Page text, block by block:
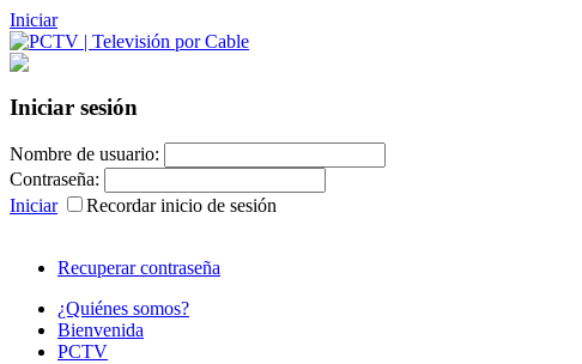
Iniciar
Iniciar sesión
Nombre de usuario:
Contraseña:
Iniciar
Recordar inicio de sesión
Recuperar contraseña
¿Quiénes somos?
Bienvenida
PCTV